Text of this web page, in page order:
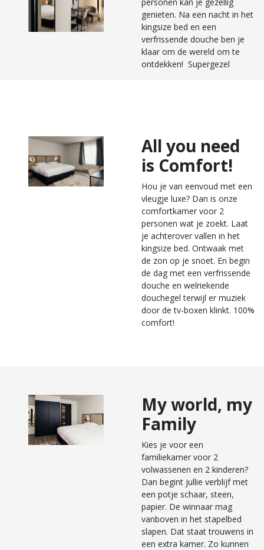
genieten. Na een nacht in het
kingsize bed en een
verfrissende douche ben je
klaar om de wereld om te
ontdekken! Supergezel
All you need
is Comfort!
Hou je van eenvoud met een
vleugje luxe? Dan is onze
comfortkamer voor 2
personen wat je zoekt. Laat
je achterover vallen in het
kingsize bed. Ontwaak met
de zon op je snoet. En begin
de dag met een verfrissende
douche en welriekende
douchegel terwijl er muziek
door de tv-boxen klinkt. 100%
comfort!
My world, my
Family
Kies je voor een
familiekamer voor 2
volwassenen en 2 kinderen?
Dan begint jullie verblijf met
een potje schaar, steen,
papier. De winnaar mag
vanboven in het stapelbed
slapen. Dat staat trouwens in
een extra kamer. Zo kunnen